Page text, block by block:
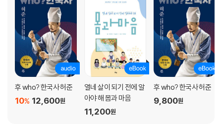
후 who? 한국사 허준
12,600원
10%
열네 살이 되기 전에 알
아야 해 몸과 마음
11,200원
후 who? 한국사 허준
9,800원